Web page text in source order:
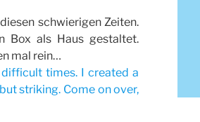
schwierigen Zeiten.
Box als Haus gestaltet.
mal rein…
times. I created a
striking. Come on over,